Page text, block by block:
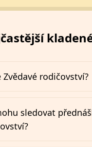
Zvědavé rodičovství?
sledovat